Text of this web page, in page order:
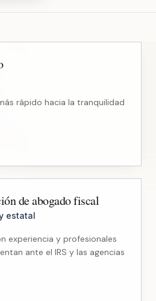
rápido hacia la tranquilidad
de abogado fiscal
estatal
experiencia y profesionales
ante el IRS y las agencias